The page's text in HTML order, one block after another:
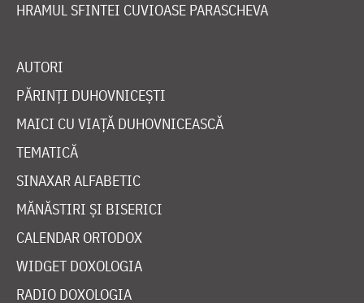
HRAMUL SFINTEI CUVIOASE PARASCHEVA
AUTORI
PĂRINȚI DUHOVNICEȘTI
MAICI CU VIAȚĂ DUHOVNICEASCĂ
TEMATICĂ
SINAXAR ALFABETIC
MĂNĂSTIRI ȘI BISERICI
CALENDAR ORTODOX
WIDGET DOXOLOGIA
RADIO DOXOLOGIA